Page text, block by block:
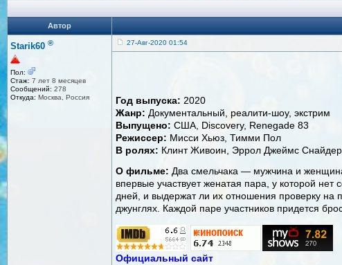
Автор
Starik60 ®
Пол:
Стаж: 7 лет 8 месяцев
Сообщений: 278
Откуда: Москва, Россия
27-Авг-2020 01:54
Год выпуска: 2020
Жанр: Документальный, реалити-шоу, экстрим
Выпущено: США, Discovery, Renegade 83
Режиссер: Мисси Хьюз, Тимми Пол
В ролях: Клинт Живоин, Эррол Джеймс
О фильме: Два смельчака — мужчина и
впервые участвует женатая пара, у которой
дней, и выдержат ли их отношения проверку на
джунглях. Каждой паре участников придется
Официальный сайт